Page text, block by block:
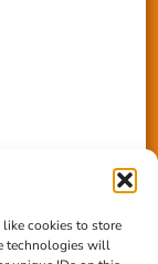
cookies to store
technologies will